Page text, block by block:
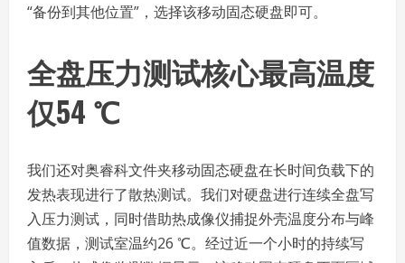
“备份到其他位置”，选择该移动固态硬盘即可。
全盘压力测试核心最高温度
仅54 ℃
我们还对奥睿科文件夹移动固态硬盘在长时间负载下的
发热表现进行了散热测试。我们对硬盘进行连续全盘写
入压力测试，同时借助热成像仪捕捉外壳温度分布与峰
值数据，测试室温约26 ℃。经过近一个小时的持续写